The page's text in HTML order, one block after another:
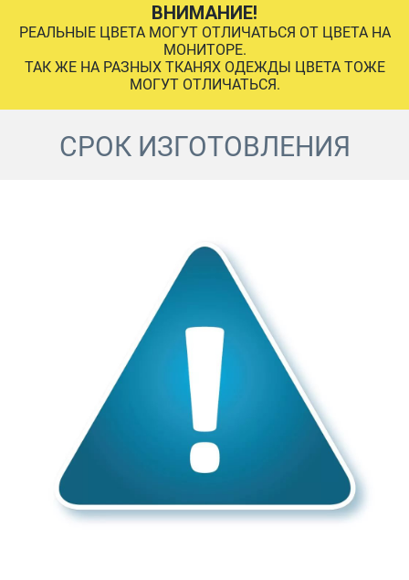
ВНИМАНИЕ!
РЕАЛЬНЫЕ ЦВЕТА МОГУТ ОТЛИЧАТЬСЯ ОТ ЦВЕТА НА
МОНИТОРЕ.
ТАК ЖЕ НА РАЗНЫХ ТКАНЯХ ОДЕЖДЫ ЦВЕТА ТОЖЕ
МОГУТ ОТЛИЧАТЬСЯ.
СРОК ИЗГОТОВЛЕНИЯ